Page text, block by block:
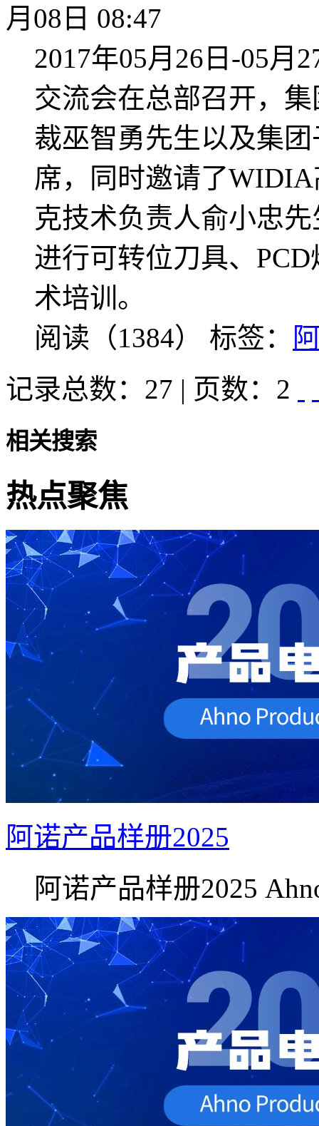
月08日 08:47
2017年05月26日-05月
交流会在总部召开，
裁巫智勇先生以及集
席，同时邀请了
克技术负责人俞小忠
进行可转位刀具、
术培训。
阅读（1384） 标签：
记录总数：27 | 页数：2
相关搜索
热点聚焦
阿诺产品样册2025
阿诺产品样册2025